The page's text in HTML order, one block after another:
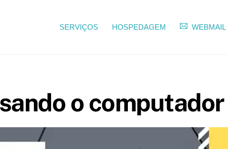
SERVIÇOS HOSPEDAGEM WEBMAIL
o computador